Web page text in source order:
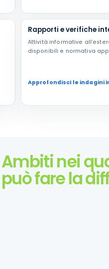
Rapporti e verifiche
Attività informative
disponibili e normativa
Approfondisci le indagini
Ambiti nei
può fare la